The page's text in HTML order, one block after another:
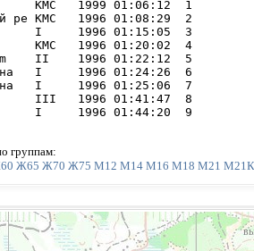
КМС   1999 01:06:12  1
ре КМС   1996 01:08:29  2
I     1996 01:15:05  3
КМС   1996 01:20:02  4
II    1996 01:22:12  5
I     1996 01:24:26  6
I     1996 01:25:06  7
III   1996 01:41:47  8
I     1996 01:44:20  9
группам:
Ж65 Ж70 Ж75 М12 М14 М16 М18 М21 М21К